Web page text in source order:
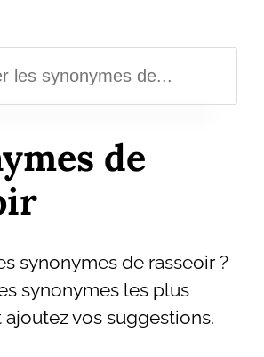
de
synonymes de rasseoir ?
synonymes les plus
vos suggestions.